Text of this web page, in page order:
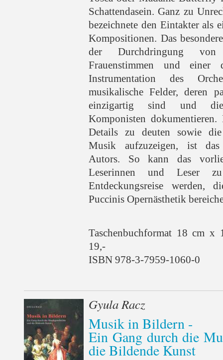
Schattendasein. Ganz zu
bezeichnete den Eintakter als
Kompositionen. Das
der Durchdringung von
Frauenstimmen und einer
Instrumentation des
musikalische Felder, deren
einzigartig sind und
Komponisten
Details zu deuten sowie die
Musik aufzuzeigen, ist das
Autors. So kann das
Leserinnen und Leser
Entdeckungsreise werden,
Puccinis Opernästhetik
Taschenbuchformat 18 cm x
19,-
ISBN 978-3-7959-1060-0
Gyula Racz
Musik in Bildern -
Ein Gang durch die
die Bildende Kunst